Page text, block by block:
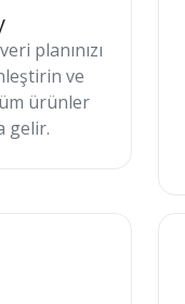
planınızı
ve
ürünler
gelir.